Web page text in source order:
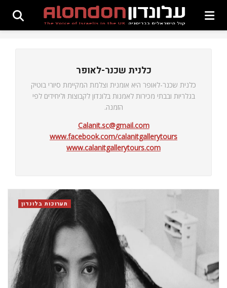
כלנית שכנר-לאופר
כלנית שכנר-לאופר היא אומנית וצלמת המקיימת סיורי בוטיק
בגלריות ובבתי מכירות לאמנות בלונדון לקבוצות וליחידים לפי
הזמנה.
Calanit.sc@gmail.com
www.facebook.com/calanitgallerytours
www.calanitgallerytours.com
תערוכות בלונדון